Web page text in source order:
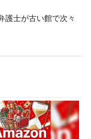
護士が古い館で次々